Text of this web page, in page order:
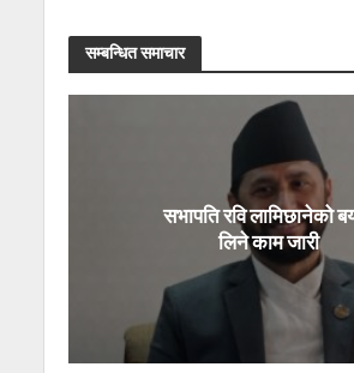
सम्बन्धित समाचार
सभापति रवि लामिछानेको
लिने काम जारी